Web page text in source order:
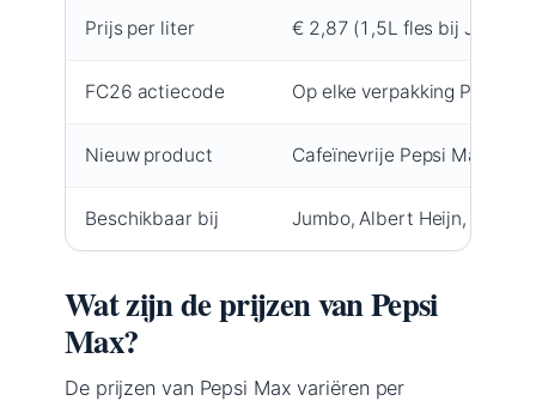
Prijs per liter € 2,87 (1,5L fles bij Jumbo)
FC26 actiecode Op elke verpakking Pepsi
Nieuw product Cafeïnevrije Pepsi Max
Beschikbaar bij Jumbo, Albert Heijn, PLUS,
Wat zijn de prijzen van Pepsi
Max?
De prijzen van Pepsi Max variëren per